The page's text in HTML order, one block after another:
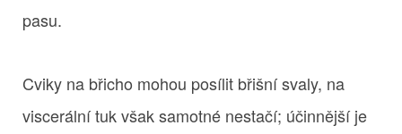
pasu.
Cviky na břicho mohou posílit břišní svaly, na
viscerální tuk však samotné nestačí; účinnější je